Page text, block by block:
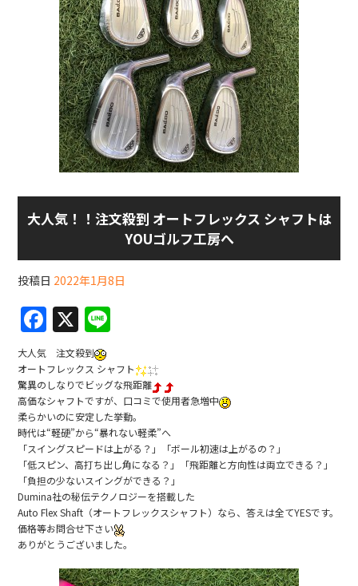
大人気！！注文殺到 オートフレックス シャフトは
YOUゴルフ工房へ
投稿日 2022年1月8日
F
a
c
e
b
o
o
k
X
e
大人気 注文殺到
オートフレックス シャフト
驚異のしなりでビッグな飛距離
高価なシャフトですが、口コミで使用者急増中
柔らかいのに安定した挙動。
時代は“軽硬”から“暴れない軽柔”へ
「スイングスピードは上がる？」「ボール初速は上がるの？」
「低スピン、高打ち出し角になる？」「飛距離と方向性は両立できる？」
「負担の少ないスイングができる？」
Dumina社の秘伝テクノロジーを搭載した
Auto Flex Shaft（オートフレックスシャフト）なら、答えは全てYESです。
価格等お問合せ下さい
ありがとうございました。